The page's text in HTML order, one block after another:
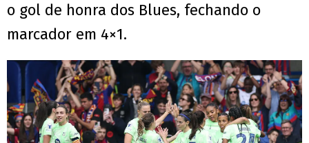
o gol de honra dos Blues, fechando o
marcador em 4×1.